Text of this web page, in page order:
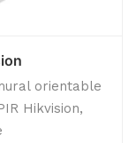
orientable
Hikvision,